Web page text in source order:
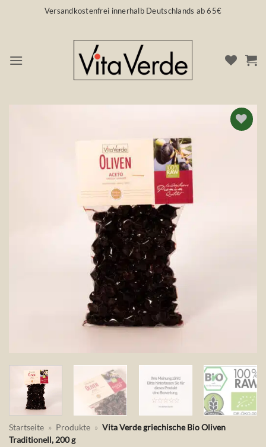
Versandkostenfrei innerhalb Deutschlands ab 65€
Startseite » Produkte » Vita Verde griechische Bio Oliven
Traditionell, 200 g